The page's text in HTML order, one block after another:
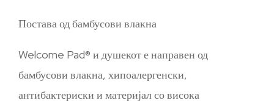
Постава од бамбусови влакна
Welcome Pad® и душекот е направен од
бамбусови влакна, хипоалергенски,
антибактериски и материјал со висока